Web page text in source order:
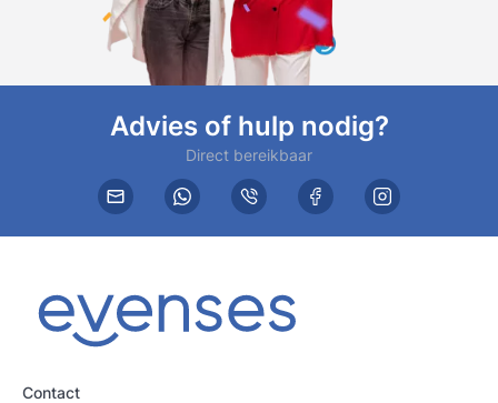
Advies of hulp nodig?
Direct bereikbaar
Contact